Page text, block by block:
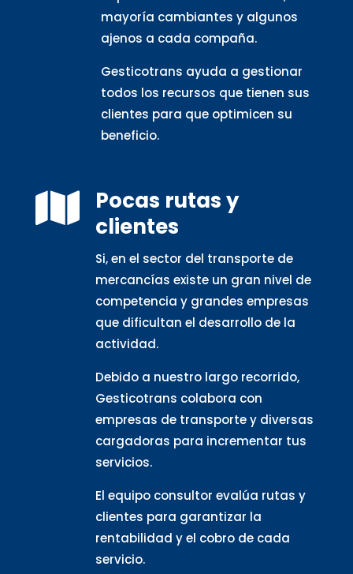
mayoría cambiantes y algunos
ajenos a cada compaña.
Gesticotrans ayuda a gestionar
todos los recursos que tienen sus
clientes para que optimicen su
beneficio.

Pocas rutas y
clientes
Si, en el sector del transporte de
mercancías existe un gran nivel de
competencia y grandes empresas
que dificultan el desarrollo de la
actividad.
Debido a nuestro largo recorrido,
Gesticotrans colabora con
empresas de transporte y diversas
cargadoras para incrementar tus
servicios.
El equipo consultor evalúa rutas y
clientes para garantizar la
rentabilidad y el cobro de cada
servicio.